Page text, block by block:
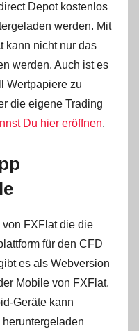
Depot kostenlos
werden. Mit
kann nicht nur das
werden. Auch ist es
Wertpapiere zu
die eigene Trading
Du hier eröffnen.
von FXFlat die die
für den CFD
es als Webversion
Mobile von FXFlat.
Geräte kann